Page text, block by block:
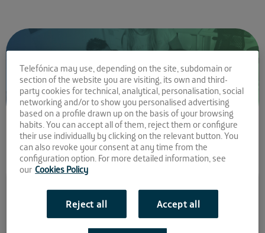
Comparte la noticia:
Estudiantes de la UAL
podrán hacer prácticas en
Telefónica may use, depending on the site, subdomain or
section of the website you are visiting, its own and third-
party cookies for technical, analytical, personalisation, social
networking and/or to show you personalised advertising
based on a profile drawn up on the basis of your browsing
habits. You can accept all of them, reject them or configure
their use individually by clicking on the relevant button. You
can also revoke your consent at any time from the
configuration option. For more detailed information, see
our Cookies Policy
Reject all Accept all